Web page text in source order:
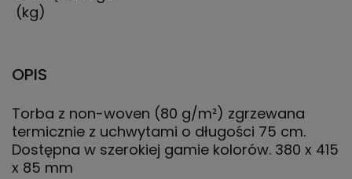
(kg)
OPIS
Torba z non-woven (80 g/m²) zgrzewana
termicznie z uchwytami o długości 75 cm.
Dostępna w szerokiej gamie kolorów. 380 x 415
x 85 mm